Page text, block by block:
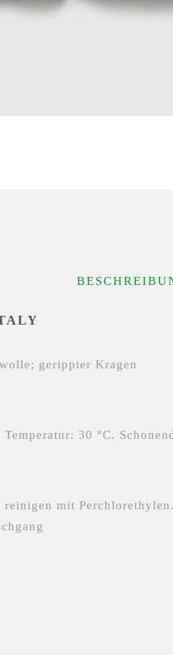
gerippter Kragen
Temperatur: 30 °C.
reinigen mit